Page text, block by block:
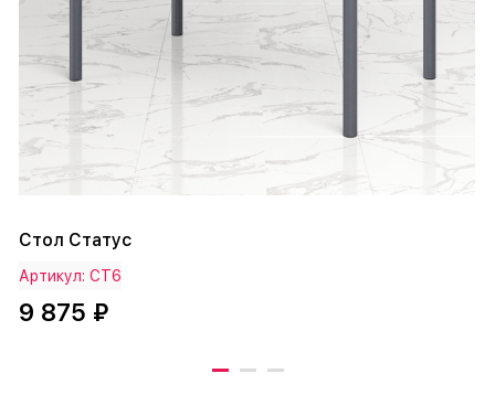
Стол Статус
Артикул: СТ6
9 875 ₽